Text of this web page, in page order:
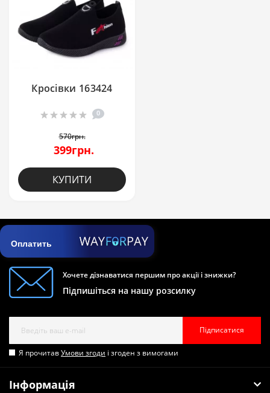
Кросівки 163424
0
570грн.
399грн.
КУПИТИ
Оплатить
Хочете дізнаватися першим про акції і знижки?
Підпишіться на нашу розсилку
Підписатися
Я прочитавУмови згоди і згоден з вимогами
Інформація